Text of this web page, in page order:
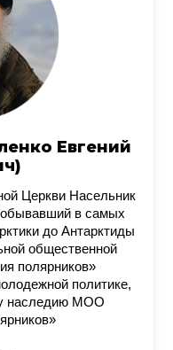
Евгений
Церкви Насельник
в самых
до Антарктиды
общественной
полярников»
политике,
наследию МОО